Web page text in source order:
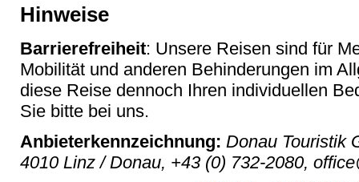
Hinweise
Barrierefreiheit: Unsere Reisen sind für
Mobilität und anderen Behinderungen im
diese Reise dennoch Ihren individuellen
Sie bitte bei uns.
Anbieterkennzeichnung: Donau Touristik
4010 Linz / Donau, +43 (0) 732-2080,